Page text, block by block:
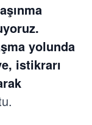
yolunda
istikrarı